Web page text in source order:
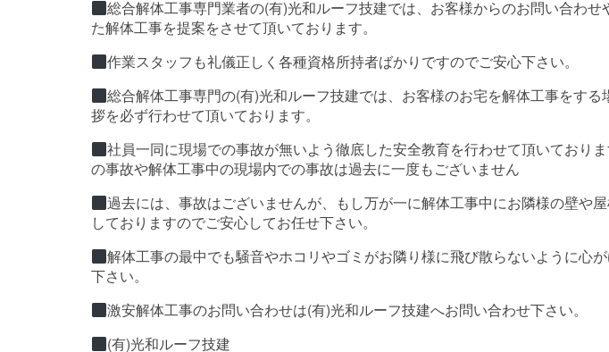
総合解体工事専門業者の(有)光和ルーフ技建では、お客様からのお問い合わ
た解体工事を提案をさせて頂いております。
作業スタッフも礼儀正しく各種資格所持者ばかりですのでご安心下さい。
総合解体工事専門の(有)光和ルーフ技建では、お客様のお宅を解体工事をす
拶を必ず行わせて頂いております。
社員一同に現場での事故が無いよう徹底した安全教育を行わせて頂いており
の事故や解体工事中の現場内での事故は過去に一度もございません
過去には、事故はございませんが、もし万が一に解体工事中にお隣様の壁や
しておりますのでご安心してお任せ下さい。
解体工事の最中でも騒音やホコリやゴミがお隣り様に飛び散らないように心
下さい。
激安解体工事のお問い合わせは(有)光和ルーフ技建へお問い合わせ下さい。
(有)光和ルーフ技建